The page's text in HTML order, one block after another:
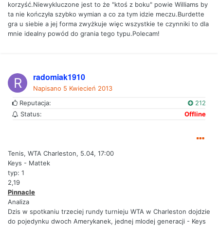
korzyść.Niewykluczone jest to że "ktoś z boku" powie Williams by
ta nie kończyła szybko wymian a co za tym idzie meczu.Burdette
gra u siebie a jej forma zwyżkuje więc wszystkie te czynniki to dla
mnie idealny powód do grania tego typu.Polecam!
radomiak1910
Napisano 5 Kwiecień 2013
Reputacja:
212
Status:
Offline
Tenis, WTA Charleston, 5.04, 17:00
Keys - Mattek
typ: 1
2,19
Pinnacle
Analiza
Dzis w spotkaniu trzeciej rundy turnieju WTA w Charleston dojdzie
do pojedynku dwoch Amerykanek, jednej mlodej generacji - Keys